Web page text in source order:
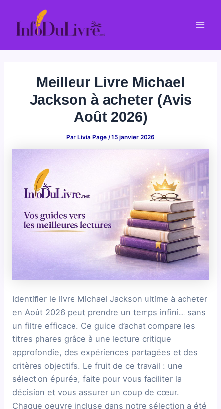
contenu
Meilleur Livre Michael
Jackson à acheter (Avis
Août 2026)
Par Livia Page /15 janvier 2026
Identifier le livre Michael Jackson ultime à acheter
en Août 2026 peut prendre un temps infini… sans
un filtre efficace. Ce guide d’achat compare les
titres phares grâce à une lecture critique
approfondie, des expériences partagées et des
critères objectifs. Le fruit de ce travail : une
sélection épurée, faite pour vous faciliter la
décision et vous assurer un coup de cœur.
Chaque oeuvre incluse dans notre sélection a été